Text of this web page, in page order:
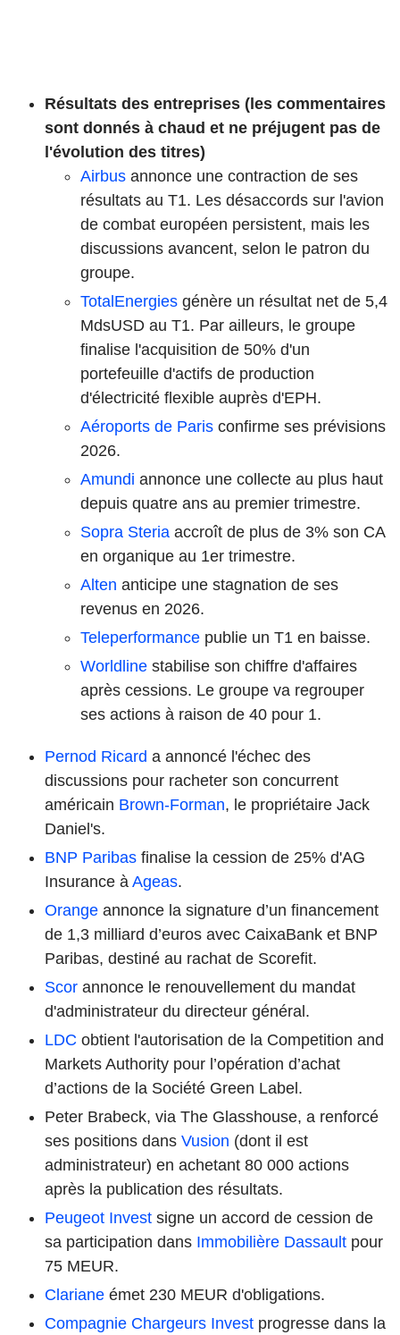
Résultats des entreprises (les commentaires
sont donnés à chaud et ne préjugent pas de
l'évolution des titres)
Airbus annonce une contraction de ses
résultats au T1. Les désaccords sur l'avion
de combat européen persistent, mais les
discussions avancent, selon le patron du
groupe.
TotalEnergies génère un résultat net de 5,4
MdsUSD au T1. Par ailleurs, le groupe
finalise l'acquisition de 50% d'un
portefeuille d'actifs de production
d'électricité flexible auprès d'EPH.
Aéroports de Paris confirme ses prévisions
2026.
Amundi annonce une collecte au plus haut
depuis quatre ans au premier trimestre.
Sopra Steria accroît de plus de 3% son CA
en organique au 1er trimestre.
Alten anticipe une stagnation de ses
revenus en 2026.
Teleperformance publie un T1 en baisse.
Worldline stabilise son chiffre d'affaires
après cessions. Le groupe va regrouper
ses actions à raison de 40 pour 1.
Pernod Ricard a annoncé l'échec des
discussions pour racheter son concurrent
américain Brown-Forman, le propriétaire Jack
Daniel's.
BNP Paribas finalise la cession de 25% d'AG
Insurance à Ageas.
Orange annonce la signature d’un financement
de 1,3 milliard d’euros avec CaixaBank et BNP
Paribas, destiné au rachat de Scorefit.
Scor annonce le renouvellement du mandat
d'administrateur du directeur général.
LDC obtient l'autorisation de la Competition and
Markets Authority pour l’opération d’achat
d’actions de la Société Green Label.
Peter Brabeck, via The Glasshouse, a renforcé
ses positions dans Vusion (dont il est
administrateur) en achetant 80 000 actions
après la publication des résultats.
Peugeot Invest signe un accord de cession de
sa participation dans Immobilière Dassault pour
75 MEUR.
Clariane émet 230 MEUR d'obligations.
Compagnie Chargeurs Invest progresse dans la